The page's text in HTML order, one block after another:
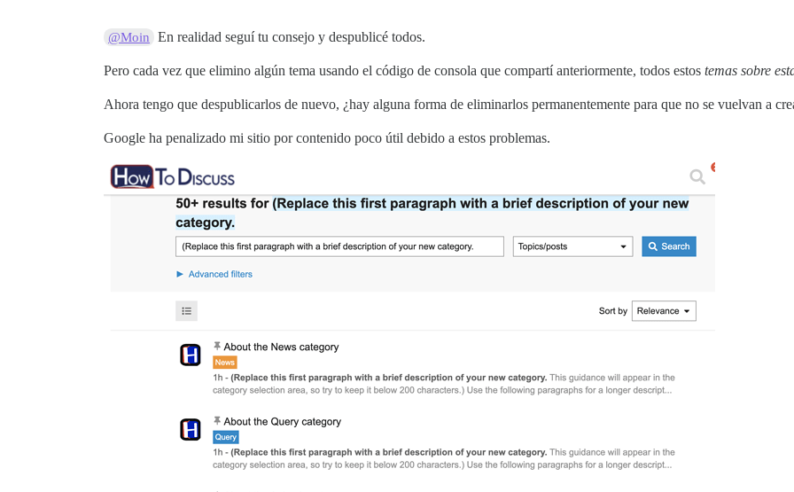
@Moin En realidad seguí tu consejo y despublicé todos.
Pero cada vez que elimino algún tema usando el código de consola que compartí anteriormente, todos estos temas sobre
Ahora tengo que despublicarlos de nuevo, ¿hay alguna forma de eliminarlos permanentemente para que no se vuelvan a
Google ha penalizado mi sitio por contenido poco útil debido a estos problemas.